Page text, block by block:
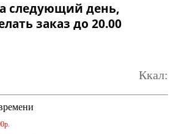
следующий день,
заказ до 20.00
Ккал: